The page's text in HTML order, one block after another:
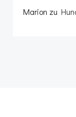
Marion zu